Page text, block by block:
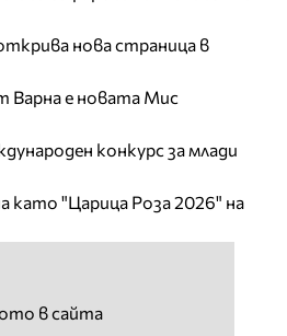
нова страница в
Варна е новата Мис
конкурс за млади
като "Царица Роза 2026" на
в сайта